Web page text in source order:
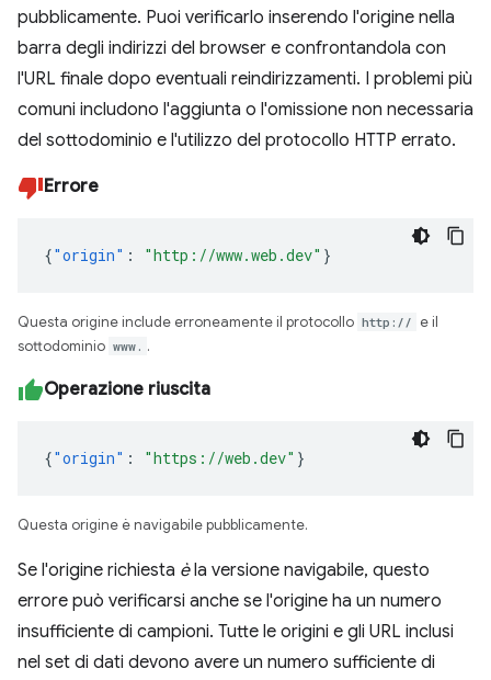
pubblicamente. Puoi verificarlo inserendo l'origine nella
barra degli indirizzi del browser e confrontandola con
l'URL finale dopo eventuali reindirizzamenti. I problemi più
comuni includono l'aggiunta o l'omissione non necessaria
del sottodominio e l'utilizzo del protocollo HTTP errato.
Errore
{"origin" : "http://www.web.dev" }
Questa origine include erroneamente il protocollo http:// e il
sottodominio www. .
Operazione riuscita
{"origin" : "https://web.dev" }
Questa origine è navigabile pubblicamente.
Se l'origine richiesta èla versione navigabile, questo
errore può verificarsi anche se l'origine ha un numero
insufficiente di campioni. Tutte le origini e gli URL inclusi
nel set di dati devono avere un numero sufficiente di